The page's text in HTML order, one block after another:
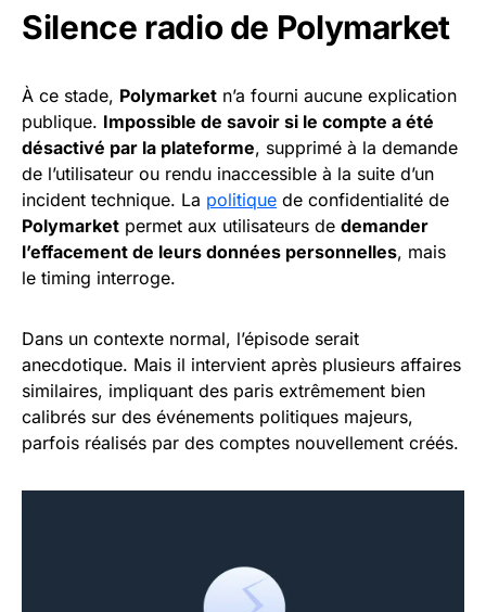
Silence radio de Polymarket
À ce stade, Polymarket n’a fourni aucune explication
publique. Impossible de savoir si le compte a été
désactivé par la plateforme, supprimé à la demande
de l’utilisateur ou rendu inaccessible à la suite d’un
incident technique. La politique de confidentialité de
Polymarket permet aux utilisateurs de demander
l’effacement de leurs données personnelles, mais
le timing interroge.
Dans un contexte normal, l’épisode serait
anecdotique. Mais il intervient après plusieurs affaires
similaires, impliquant des paris extrêmement bien
calibrés sur des événements politiques majeurs,
parfois réalisés par des comptes nouvellement créés.